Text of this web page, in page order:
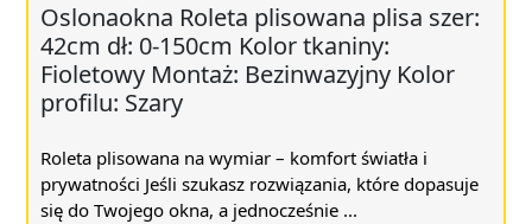
Oslonaokna Roleta plisowana plisa szer:
42cm dł: 0-150cm Kolor tkaniny:
Fioletowy Montaż: Bezinwazyjny Kolor
profilu: Szary
Roleta plisowana na wymiar – komfort światła i
prywatności Jeśli szukasz rozwiązania, które dopasuje
się do Twojego okna, a jednocześnie ...